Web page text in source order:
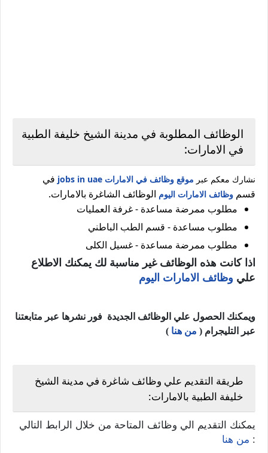
الوظائف المطلوبة في مدينة الشيخ خليفة الطبية
في الامارات:
نشارك معكم عبر موقع وظائف في الامارات jobs in uae
في
قسم وظائف الامارات اليوم الوظائف الشاغرة بالامارات.
مطلوب ممرضة مساعدة - غرفة العمليات
مطلوب مساعدة - قسم الطب الباطني
مطلوب ممرضة مساعدة - غسيل الكلى
اذا كانت هذه الوظائف غير مناسبة لك يمكنك الاطلاع
علي وظائف الامارات اليوم
ويمكنك الحصول علي الوظائف الجديدة فور نشرها عبر متابعتنا
عبر التليجرام ( من هنا )
طريقة التقديم علي وظائف شاغرة في مدينة الشيخ
خليفة الطبية بالامارات:
يمكنك التقديم الي وظائف المتاحة من خلال الرابط التالي
: من هنا